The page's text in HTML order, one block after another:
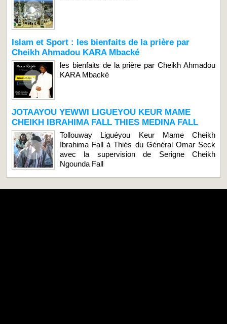
Islam et Sport : les bienfaits de la prière par
Cheikh Ahmadou KARA Mbacké
les bienfaits de la prière par Cheikh Ahmadou
KARA Mbacké
JOTAAYOU YEWWI LIGUEYOU KEUR MAME
CHEIKH IBRAHIMA FALL THIES MEDINA FALL
Tollouway Liguéyou Keur Mame Cheikh
Ibrahima Fall à Thiés du Général Omar Seck
avec la supervision de Serigne Cheikh
Ngounda Fall